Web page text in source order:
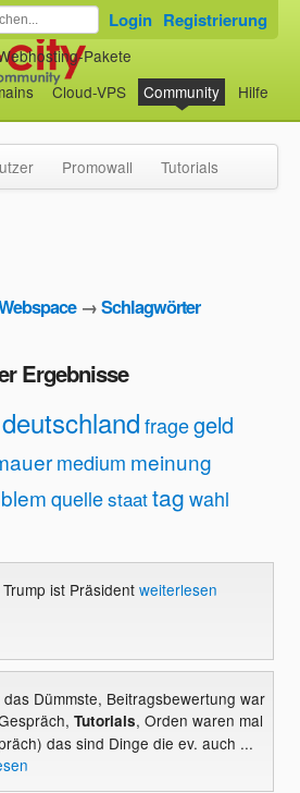
Pakete
Cloud-VPS Community Hilfe
Login Registrierung
Promowall Tutorials
→Schlagwörter
Ergebnisse
deutschlandfragegeld
medium meinung
quellestaattagwahl
ist Präsident weiterlesen
das Dümmste, Beitragsbewertung war
Tutorials, Orden waren mal
das sind Dinge die ev. auch ...